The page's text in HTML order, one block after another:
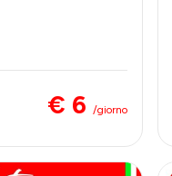
€ 6 /giorno